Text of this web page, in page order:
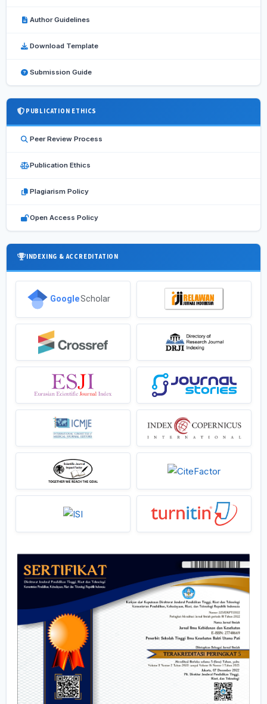
Author Guidelines
Download Template
Submission Guide
PUBLICATION ETHICS
Peer Review Process
Publication Ethics
Plagiarism Policy
Open Access Policy
INDEXING & ACCREDITATION